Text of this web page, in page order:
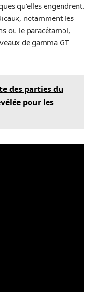
qu’elles engendrent.
notamment les
ou le paracétamol,
de gamma GT
des parties du
pour les